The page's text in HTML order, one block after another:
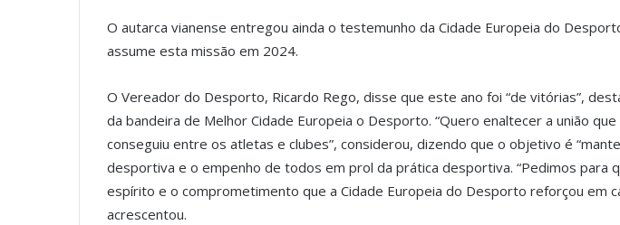
O autarca vianense entregou ainda o testemunho da Cidade Europeia do
assume esta missão em 2024.
O Vereador do Desporto, Ricardo Rego, disse que este ano foi “de vitórias”,
da bandeira de Melhor Cidade Europeia o Desporto. “Quero enaltecer a união que
conseguiu entre os atletas e clubes”, considerou, dizendo que o objetivo é
desportiva e o empenho de todos em prol da prática desportiva. “Pedimos para
espírito e o comprometimento que a Cidade Europeia do Desporto reforçou em
acrescentou.